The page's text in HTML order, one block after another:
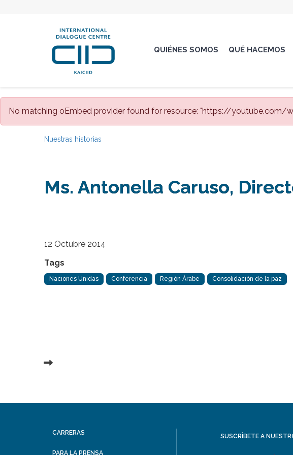
QUIÉNES SOMOS QUÉ HACEMOS
No matching oEmbed provider found for resource: "https://youtube.com/
Nuestras historias
Ms. Antonella Caruso,
12 Octubre 2014
Tags
Naciones Unidas Conferencia Región Árabe Consolidación de la paz
CARRERAS
PARA LA PRENSA
SUSCRÍBETE A